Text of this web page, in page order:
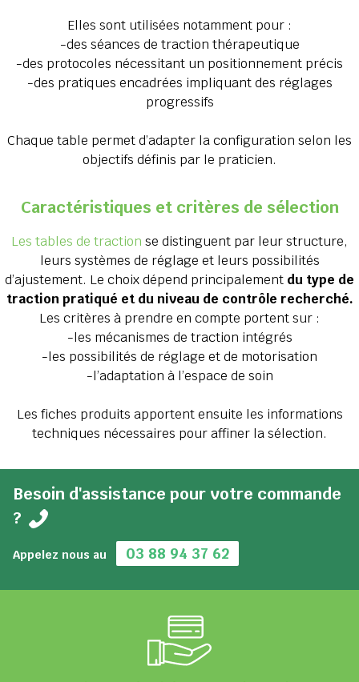
Elles sont utilisées notamment pour :
-des séances de traction thérapeutique
-des protocoles nécessitant un positionnement précis
-des pratiques encadrées impliquant des réglages
progressifs
Chaque table permet d’adapter la configuration selon les
objectifs définis par le praticien.
Caractéristiques et critères de sélection
Les tables de traction se distinguent par leur structure,
leurs systèmes de réglage et leurs possibilités
d’ajustement. Le choix dépend principalement du type de
traction pratiqué et du niveau de contrôle recherché.
Les critères à prendre en compte portent sur :
-les mécanismes de traction intégrés
-les possibilités de réglage et de motorisation
-l’adaptation à l’espace de soin
Les fiches produits apportent ensuite les informations
techniques nécessaires pour affiner la sélection.
Besoin d'assistance pour votre commande
?
Appelez nous au 03 88 94 37 62